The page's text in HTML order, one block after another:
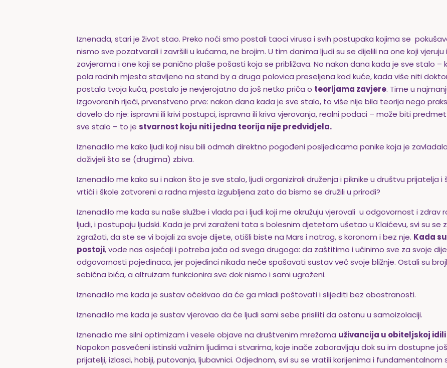
Iznenada, stari je život stao. Preko noći smo postali taoci virusa i svih postupaka kojima se
nismo sve pozatvarali i završili u kućama, ne brojim. U tim danima ljudi su se dijelili na one koji
zavjerama i one koji se panično plaše pošasti koja se približava. No nakon dana kada je sve stalo –
pola radnih mjesta stavljeno na stand by a druga polovica preseljena kod kuće, kada više niti
postala tvoja kuća, postalo je nevjerojatno da još netko priča o teorijama zavjere. Time u
izgovorenih riječi, prvenstveno prve: nakon dana kada je sve stalo, to više nije bila teorija nego
dovelo do nje: ispravni ili krivi postupci, ispravna ili kriva vjerovanja, realni podaci – može biti
sve stalo – to je stvarnost koju niti jedna teorija nije predvidjela.
Iznenadilo me kako ljudi koji nisu bili odmah direktno pogođeni posljedicama panike koja je
doživjeli što se (drugima) zbiva.
Iznenadilo me kako su i nakon što je sve stalo, ljudi organizirali druženja i piknike u društvu prijatelja i
vrtići i škole zatvoreni a radna mjesta izgubljena zato da bismo se družili u prirodi?
Iznenadilo me kada su naše službe i vlada pa i ljudi koji me okružuju vjerovali u odgovornost i zdrav
ljudi, i postupaju ljudski. Kada je prvi zaraženi tata s bolesnim djetetom ušetao u Klaićevu, svi su se
zgražati, da ste se vi bojali za svoje dijete, otišli biste na Mars i natrag, s koronom i bez nje. Kada
postoji, vode nas osjećaji i potreba jača od svega drugoga: da zaštitimo i učinimo sve za svoje
odgovornosti pojedinaca, jer pojedinci nikada neće spašavati sustav već svoje bližnje. Ostali su
sebična bića, a altruizam funkcionira sve dok nismo i sami ugroženi.
Iznenadilo me kada je sustav očekivao da će ga mladi poštovati i slijediti bez obostranosti.
Iznenadilo me kada je sustav vjerovao da će ljudi sami sebe prisiliti da ostanu u samoizolaciji.
Iznenadio me silni optimizam i vesele objave na društvenim mrežama uživancija u obiteljskoj idili
Napokon posvećeni istinski važnim ljudima i stvarima, koje inače zaboravljaju dok su im dostupne
prijatelji, izlasci, hobiji, putovanja, ljubavnici. Odjednom, svi su se vratili korijenima i fundamentalnom